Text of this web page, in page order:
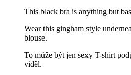
This black bra is anything but
Wear this gingham style
blouse.
To může být jen sexy T-shirt
viděl.